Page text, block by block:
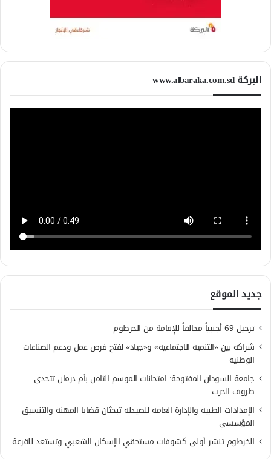
البركة www.albaraka.com.sd
جديد الموقع
ترحيل 69 أجنبياً مخالفاً للإقامة من الخرطوم
شراكة بين «التنمية الاجتماعية» و«جياد» لفتح فرص عمل ودعم الصناعات
الوطنية
جامعة السودان المفتوحة: امتحانات الموسم الثامن بأم درمان تتحدى
ظروف الحرب
الإمدادات الطبية والإدارة العامة للصيدلة تبحثان قضايا المهنة والتنسيق
المؤسسي
الخرطوم تنشر أولى كشوفات مستحقي الإسكان الشعبي وتستعد للقرعة